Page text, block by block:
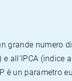
numero
all'IPCA (indice
un parametro